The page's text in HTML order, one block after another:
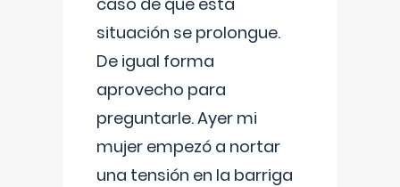
situación se prolongue.
De igual forma
aprovecho para
preguntarle. Ayer mi
mujer empezó a nortar
una tensión en la barriga